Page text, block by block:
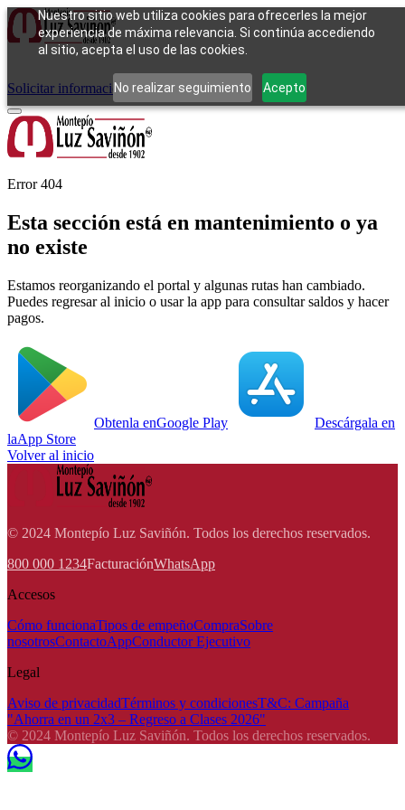
Nuestro sitio web utiliza cookies para ofrecerles la mejor
experiencia de máxima relevancia. Si continúa accediendo
al sitio, acepta el uso de las cookies.
No realizar seguimiento Acepto
Cómo funcionaTipos de empeñoCompraContacto
Solicitar información Iniciar sesión
Error 404
Esta sección está en mantenimiento o ya
no existe
Estamos reorganizando el portal y algunas rutas han cambiado.
Puedes regresar al inicio o usar la app para consultar saldos y hacer
pagos.
Obtenla enGoogle Play
Descárgala en
laApp Store
Volver al inicio
© 2024 Montepío Luz Saviñón. Todos los derechos reservados.
800 000 1234FacturaciónWhatsApp
Accesos
Cómo funcionaTipos de empeñoCompraSobre
nosotrosContactoAppConductor Ejecutivo
Legal
Aviso de privacidadTérminos y condicionesT&C: Campaña
"Ahorra en un 2x3 – Regreso a Clases 2026"
© 2024 Montepío Luz Saviñón. Todos los derechos reservados.